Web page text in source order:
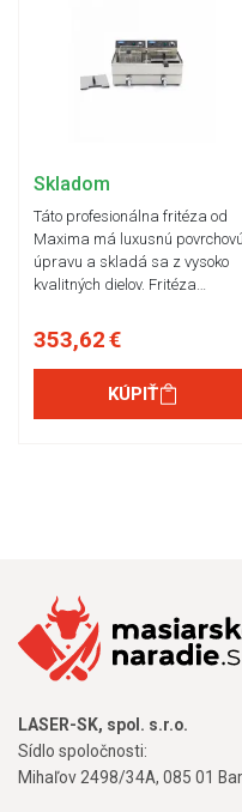
Skladom
Táto profesionálna fritéza od
Maxima má luxusnú povrchovú
úpravu a skladá sa z vysoko
kvalitných dielov. Fritéza…
353,62 €
KÚPIŤ
LASER-SK, spol. s.r.o.
Sídlo spoločnosti:
Mihaľov 2498/34A, 085 01